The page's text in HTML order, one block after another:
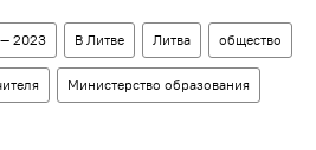
— 2023 В Литве Литва общество
Министерство образования